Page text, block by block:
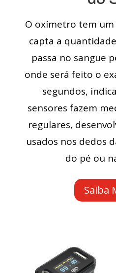
O oxímetro tem um
capta a
passa no sangue
onde será feito o
segundos,
sensores fazem
regulares,
usados nos dedos
do pé ou
Saiba